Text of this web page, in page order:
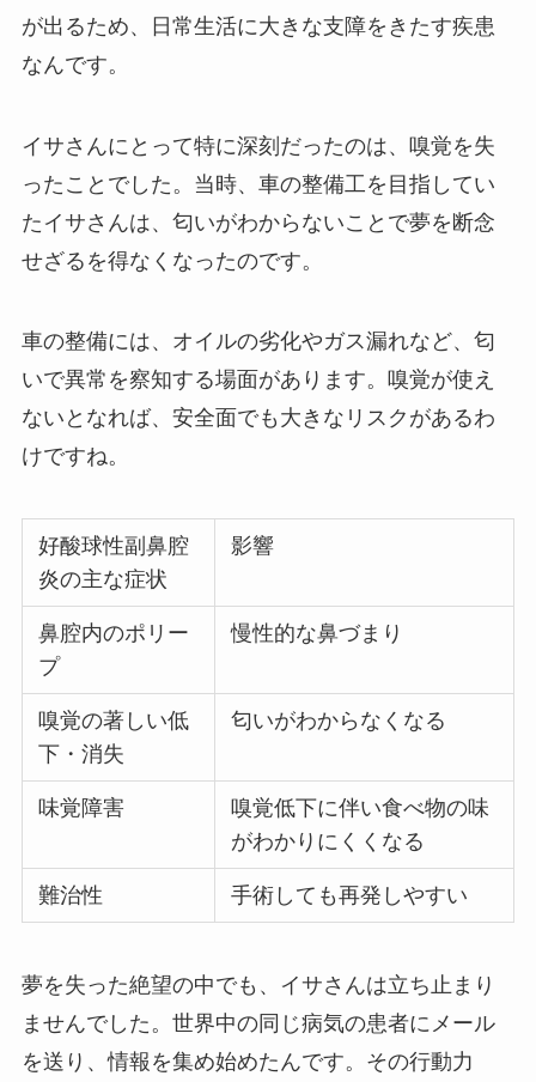
が出るため、日常生活に大きな支障をきたす疾患
なんです。
イサさんにとって特に深刻だったのは、嗅覚を失
ったことでした。当時、車の整備工を目指してい
たイサさんは、匂いがわからないことで夢を断念
せざるを得なくなったのです。
車の整備には、オイルの劣化やガス漏れなど、匂
いで異常を察知する場面があります。嗅覚が使え
ないとなれば、安全面でも大きなリスクがあるわ
けですね。
好酸球性副鼻腔
炎の主な症状
影響
鼻腔内のポリー
プ
慢性的な鼻づまり
嗅覚の著しい低
下・消失
匂いがわからなくなる
味覚障害
嗅覚低下に伴い食べ物の味
がわかりにくくなる
難治性 手術しても再発しやすい
夢を失った絶望の中でも、イサさんは立ち止まり
ませんでした。世界中の同じ病気の患者にメール
を送り、情報を集め始めたんです。その行動力